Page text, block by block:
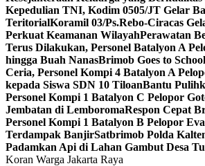
Kepedulian TNI, Kodim 0505/JT Gelar
TeritorialKoramil 03/Ps.Rebo-Ciracas
Perkuat Keamanan WilayahPerawatan
Terus Dilakukan, Personel Batalyon A
hingga Buah NanasBrimob Goes to
Ceria, Personel Kompi 4 Batalyon A
kepada Siswa SDN 10 TiloanBantu
Personel Kompi 1 Batalyon C Pelopor
Jembatan di LemboromaRespon Cepat
Personel Kompi 1 Batalyon B Pelopor
Terdampak BanjirSatbrimob Polda
Padamkan Api di Lahan Gambut Desa
Koran Warga Jakarta Raya